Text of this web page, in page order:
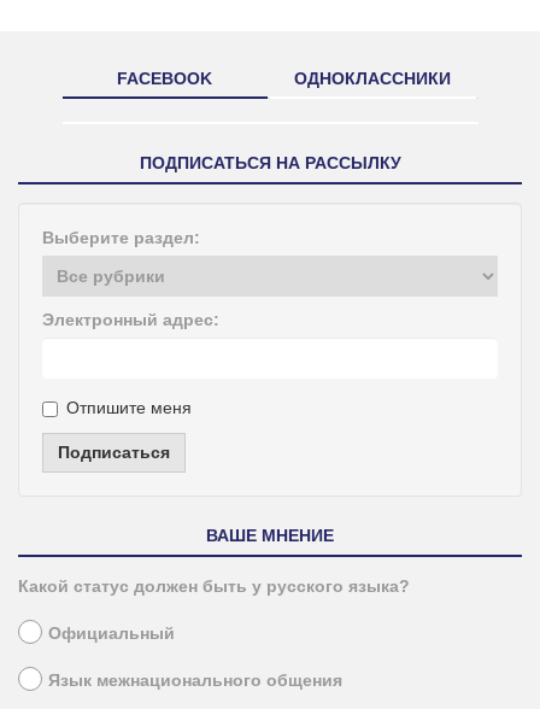
FACEBOOK ОДНОКЛАССНИКИ
ПОДПИСАТЬСЯ НА РАССЫЛКУ
Выберите раздел:
Электронный адрес:
Отпишите меня
Подписаться
ВАШЕ МНЕНИЕ
Какой статус должен быть у русского языка?
Официальный
Язык межнационального общения